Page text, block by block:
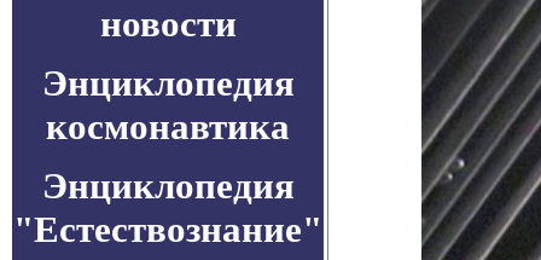
новости
Энциклопедия
космонавтика
Энциклопедия
"Естествознание"